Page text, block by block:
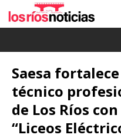
Saesa
técnico
de Los Ríos
“Liceos